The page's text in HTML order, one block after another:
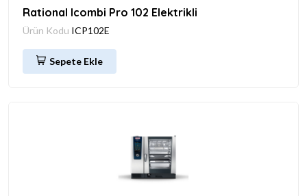
Rational Icombi Pro 102 Elektrikli
Ürün Kodu ICP102E
Sepete Ekle